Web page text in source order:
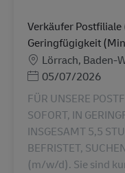
Verkäufer
Geringfügigkeit
Lokation
Lörrach, Baden-
Posted Date
05/07/2026
FÜR UNSERE
SOFORT, IN
INSGESAMT 5,5
BEFRISTET,
(m/w/d). Sie sind